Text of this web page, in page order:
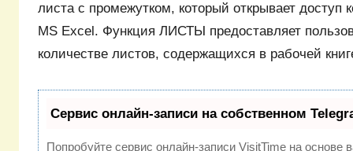
листа с промежутком, который открывает доступ
MS Excel. Функция ЛИСТЫ предоставляет
количестве листов, содержащихся в рабочей
Сервис онлайн-записи на собственном
Попробуйте сервис онлайн-записи VisitTime на основе